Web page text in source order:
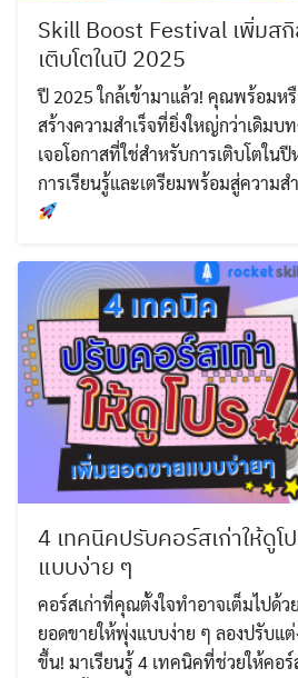
Skill Boost Festival เพิ่มสกิ
เติบโตในปี 2025
ปี 2025 ใกล้เข้ามาแล้ว! คุณพร้อมห
สร้างความสำเร็จที่ยิ่งใหญ่กว่าเดิม
เจอโอกาสที่ใช่สำหรับการเติบโตใน
การเรียนรู้และเตรียมพร้อมสู่ความส
4 เทคนิคปรับคอร์สเก่าให้ดูโ
แบบง่าย ๆ
คอร์สเก่าที่คุณตั้งใจทำอาจเต็มไปด้
ยอดขายให้พุ่งแบบง่าย ๆ ลองปรับแ
ขึ้น! มาเรียนรู้ 4 เทคนิคที่ช่วยให้คอ